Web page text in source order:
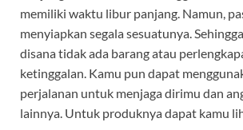
memiliki waktu libur panjang. Namun,
menyiapkan segala sesuatunya.
disana tidak ada barang atau
ketinggalan. Kamu pun dapat
perjalanan untuk menjaga dirimu dan
lainnya. Untuk produknya dapat kamu